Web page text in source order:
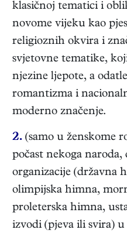
klasičnoj tematici i
novome vijeku kao
religioznih okvira i
svjetovne tematike,
njezine ljepote, a
romantizma i
moderno značenje.
2. (samo u ženskome
počast nekoga
organizacije (državna
olimpijska himna,
proleterska himna,
izvodi (pjeva ili svira)